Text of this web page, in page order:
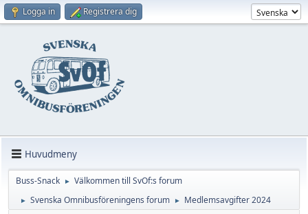
Logga in Registrera dig
Huvudmeny
Buss-Snack ► Välkommen till SvOf:s forum
► Svenska Omnibusföreningens forum ► Medlemsavgifter 2024